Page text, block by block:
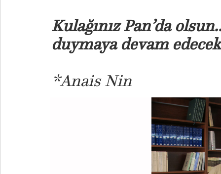
Kulağınız Pan’da
duymaya devam
*Anais Nin